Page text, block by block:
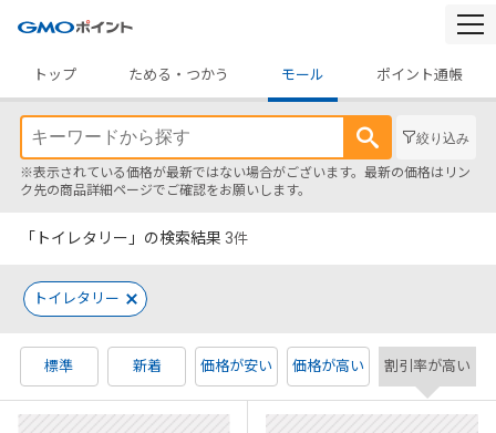
トップ
ためる・つかう モール ポイント通帳
絞り込み
※表示されている価格が最新ではない場合がございます。最新の価格はリン
ク先の商品詳細ページでご確認をお願いします。
「トイレタリー」の検索結果 3件
トイレタリー
標準 新着 価格が安い 価格が高い 割引率が高い